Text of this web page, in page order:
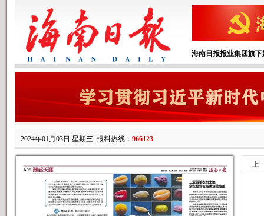
海南日报报业集团旗下
2024年01月03日 星期三 报料热线： 966123
上